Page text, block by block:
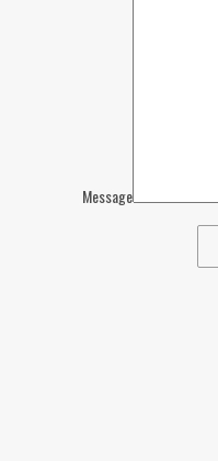
Message